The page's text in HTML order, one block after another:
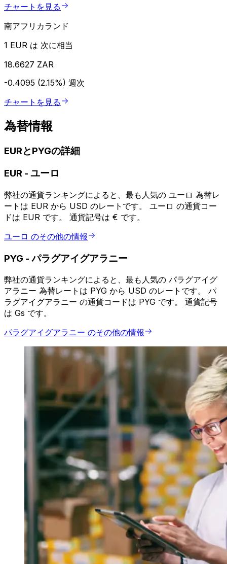
チャートを見る
南アフリカランド
1 EUR は 次に相当
18.6627 ZAR
-0.4095 (2.15%) 週次
チャートを見る
為替情報
EURとPYGの詳細
EUR - ユーロ
弊社の通貨ランキングによると、最も人気の ユーロ 為替レ
ートは EUR から USD のレートです。 ユーロ の通貨コー
ドは EUR です。 通貨記号は € です。
ユーロ のその他の情報
PYG -パラグアイグアラニー
弊社の通貨ランキングによると、最も人気の パラグアイグ
アラニー 為替レートは PYG から USD のレートです。 パ
ラグアイグアラニー の通貨コードは PYG です。 通貨記号
は Gs です。
パラグアイグアラニー のその他の情報